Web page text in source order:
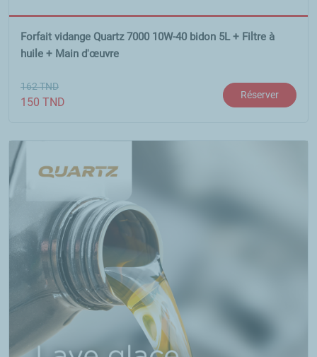
Forfait vidange Quartz 7000 10W-40 bidon 5L + Filtre à
huile + Main d'œuvre
162TND
150 TND
Réserver